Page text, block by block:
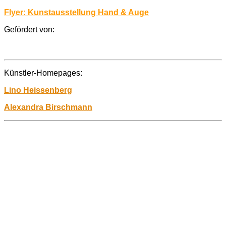
Flyer: Kunstausstellung Hand & Auge
Gefördert von:
Künstler-Homepages:
Lino Heissenberg
Alexandra Birschmann